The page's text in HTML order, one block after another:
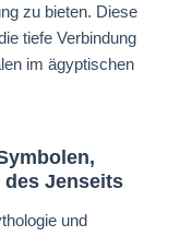
zu bieten. Diese
tiefe Verbindung
im ägyptischen
Jenseits
und